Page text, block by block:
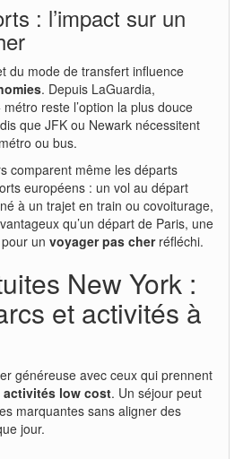
: l’impact sur un
du mode de transfert influence
. Depuis LaGuardia,
métro reste l’option la plus douce
que JFK ou Newark nécessitent
ou bus.
comparent même les départs
européens : un vol au départ
à un trajet en train ou covoiturage,
qu’un départ de Paris, une
un voyager pas cherréfléchi.
New York :
et activités à
généreuse avec ceux qui prennent
activités low cost. Un séjour peut
marquantes sans aligner des
jour.